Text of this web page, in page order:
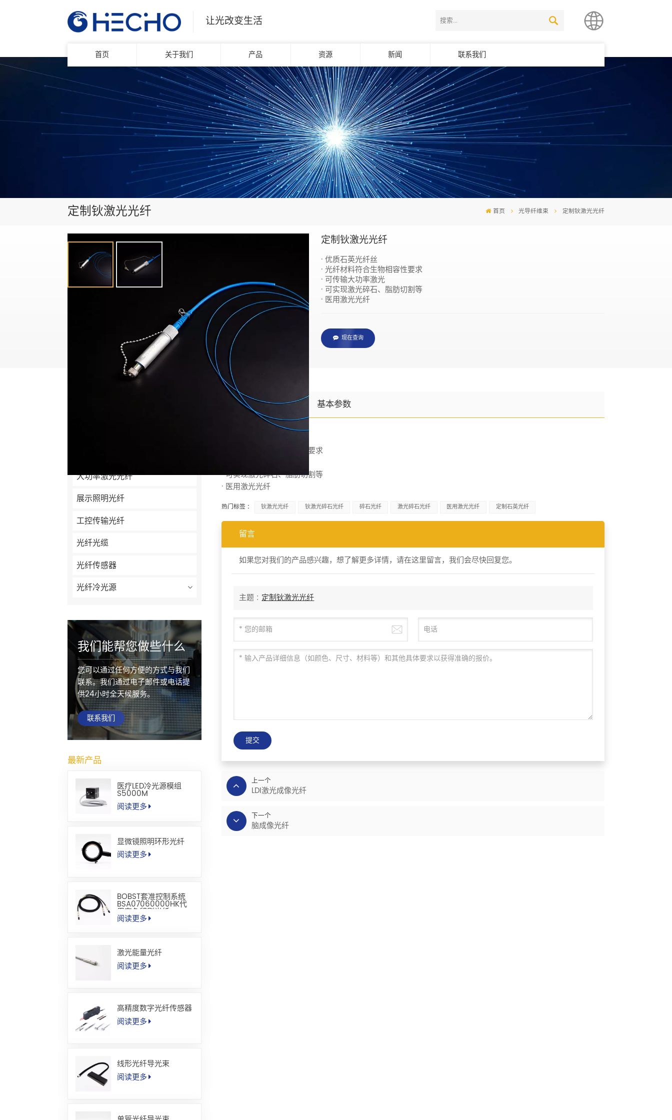
让光改变生活
简体中文
English
首页 关于我们 产品 资源 新闻 联系我们
定制钬激光光纤 首页 光导纤维束 定制钬激光光纤
定制钬激光光纤
· 优质石英光纤丝
· 光纤材料符合生物相容性要求
· 可传输大功率激光
· 可实现激光碎石、脂肪切割等
· 医用激光光纤
现在查询
大功率激光光纤
展示照明光纤
工控传输光纤
光纤光缆
光纤传感器
光纤冷光源
我们能帮您做些什么
您可以通过任何方便的方式与我们
联系。我们通过电子邮件或电话提
供24小时全天候服务。
联系我们
最新产品
医疗LED冷光源模组
S5000M
阅读更多
显微镜照明环形光纤
阅读更多
BOBST套准控制系统
BSA07060000HK代
用套色印刷光纤
阅读更多
激光能量光纤
阅读更多
高精度数字光纤传感器
阅读更多
线形光纤导光束
阅读更多
规格说明 产品说明 基本参数
· 光纤材料符合生物相容性要求
· 可实现激光碎石、脂肪切割等
· 医用激光光纤
热门标签 : 钬激光光纤 钬激光碎石光纤 碎石光纤 激光碎石光纤 医用激光光纤 定制石英光纤
留言
如果您对我们的产品感兴趣，想了解更多详情，请在这里留言，我们会尽快回复您。
主题 :定制钬激光光纤
提交
上一个
LDI激光成像光纤
下一个
脑成像光纤